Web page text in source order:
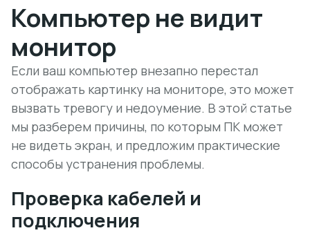
Компьютер не видит
монитор
Если ваш компьютер внезапно перестал
отображать картинку на мониторе, это может
вызвать тревогу и недоумение. В этой статье
мы разберем причины, по которым ПК может
не видеть экран, и предложим практические
способы устранения проблемы.
Проверка кабелей и
подключения